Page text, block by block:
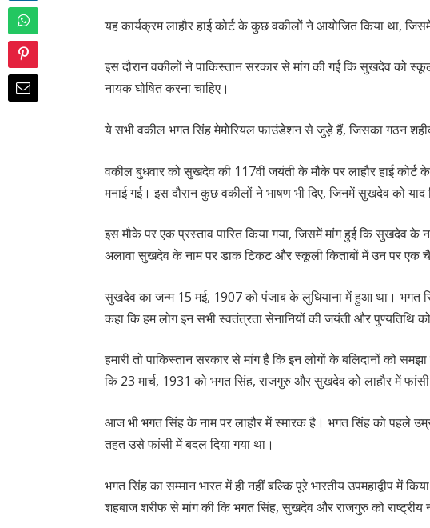
यह कार्यक्रम लाहौर हाई कोर्ट के कुछ वकीलों ने आयोजित किया था,
इस दौरान वकीलों ने पाकिस्तान सरकार से मांग की गई कि सुखदेव को स्कूली
नायक घोषित करना चाहिए।
ये सभी वकील भगत सिंह मेमोरियल फाउंडेशन से जुड़े हैं, जिसका गठन
वकील बुधवार को सुखदेव की 117वीं जयंती के मौके पर लाहौर हाई
मनाई गई। इस दौरान कुछ वकीलों ने भाषण भी दिए, जिनमें सुखदेव को याद
इस मौके पर एक प्रस्ताव पारित किया गया, जिसमें मांग हुई कि सुखदेव
अलावा सुखदेव के नाम पर डाक टिकट और स्कूली किताबों में उन पर एक
सुखदेव का जन्म 15 मई, 1907 को पंजाब के लुधियाना में हुआ था। भगत
कहा कि हम लोग इन सभी स्वतंत्रता सेनानियों की जयंती और पुण्यतिथि
हमारी तो पाकिस्तान सरकार से मांग है कि इन लोगों के बलिदानों को
कि 23 मार्च, 1931 को भगत सिंह, राजगुरु और सुखदेव को लाहौर में फांसी
आज भी भगत सिंह के नाम पर लाहौर में स्मारक है। भगत सिंह को पहले
तहत उसे फांसी में बदल दिया गया था।
भगत सिंह का सम्मान भारत में ही नहीं बल्कि पूरे भारतीय उपमहाद्वीप में
शहबाज शरीफ से मांग की कि भगत सिंह, सुखदेव और राजगुरु को राष्ट्रीय